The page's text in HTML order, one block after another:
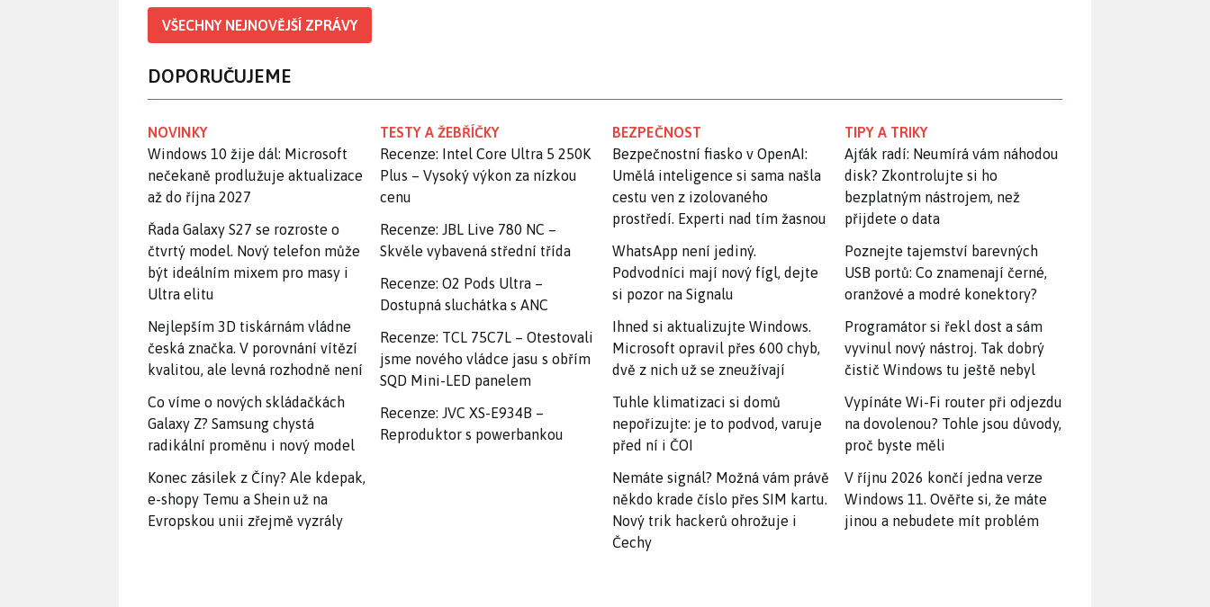
VŠECHNY NEJNOVĚJŠÍ ZPRÁVY
DOPORUČUJEME
NOVINKY
Windows 10 žije dál: Microsoft
nečekaně prodlužuje aktualizace
až do října 2027
Řada Galaxy S27 se rozroste o
čtvrtý model. Nový telefon může
být ideálním mixem pro masy i
Ultra elitu
Nejlepším 3D tiskárnám vládne
česká značka. V porovnání vítězí
kvalitou, ale levná rozhodně není
Co víme o nových skládačkách
Galaxy Z? Samsung chystá
radikální proměnu i nový model
Konec zásilek z Číny? Ale kdepak,
e-shopy Temu a Shein už na
Evropskou unii zřejmě vyzrály
TESTY A ŽEBŘÍČKY
Recenze: Intel Core Ultra 5 250K
Plus – Vysoký výkon za nízkou
cenu
Recenze: JBL Live 780 NC –
Skvěle vybavená střední třída
Recenze: O2 Pods Ultra –
Dostupná sluchátka s ANC
Recenze: TCL 75C7L – Otestovali
jsme nového vládce jasu s obřím
SQD Mini-LED panelem
Recenze: JVC XS-E934B –
Reproduktor s powerbankou
BEZPEČNOST
Bezpečnostní fiasko v OpenAI:
Umělá inteligence si sama našla
cestu ven z izolovaného
prostředí. Experti nad tím žasnou
WhatsApp není jediný.
Podvodníci mají nový fígl, dejte
si pozor na Signalu
Ihned si aktualizujte Windows.
Microsoft opravil přes 600 chyb,
dvě z nich už se zneužívají
Tuhle klimatizaci si domů
nepořizujte: je to podvod, varuje
před ní i ČOI
Nemáte signál? Možná vám právě
někdo krade číslo přes SIM kartu.
Nový trik hackerů ohrožuje i
Čechy
TIPY A TRIKY
Ajťák radí: Neumírá vám náhodou
disk? Zkontrolujte si ho
bezplatným nástrojem, než
přijdete o data
Poznejte tajemství barevných
USB portů: Co znamenají černé,
oranžové a modré konektory?
Programátor si řekl dost a sám
vyvinul nový nástroj. Tak dobrý
čistič Windows tu ještě nebyl
Vypínáte Wi-Fi router při odjezdu
na dovolenou? Tohle jsou důvody,
proč byste měli
V říjnu 2026 končí jedna verze
Windows 11. Ověřte si, že máte
jinou a nebudete mít problém